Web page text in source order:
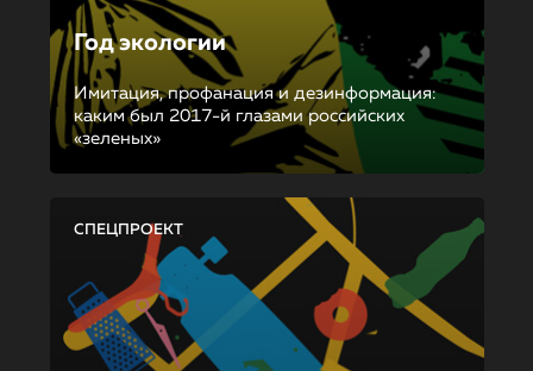
Год экологии
Имитация, профанация и дезинформация:
каким был 2017-й глазами российских
«зеленых»
СПЕЦПРОЕКТ